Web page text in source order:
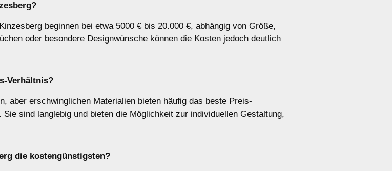
beginnen bei etwa 5000 € bis 20.000 €, abhängig von Größe,
oder besondere Designwünsche können die Kosten jedoch deutlich
Verhältnis?
aber erschwinglichen Materialien bieten häufig das beste Preis-
sind langlebig und bieten die Möglichkeit zur individuellen Gestaltung,
die kostengünstigsten?